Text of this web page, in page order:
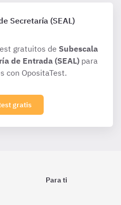
Secretaría (SEAL)
gratuitos de Subescala
de Entrada (SEAL) para
con OpositaTest.
gratis
Para ti